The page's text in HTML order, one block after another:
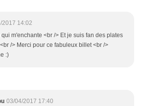
2017 14:02
m'enchante <br /> Et je suis fan des plates
/> Merci pour ce fabuleux billet <br />
:)
03/04/2017 17:40